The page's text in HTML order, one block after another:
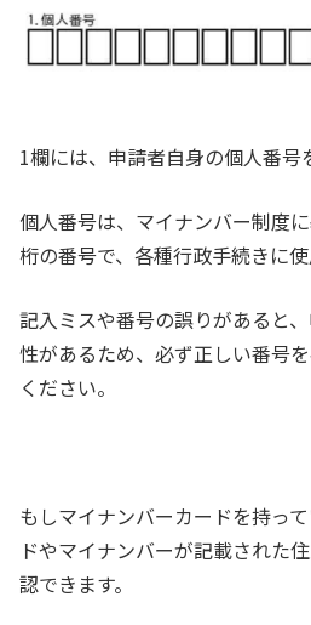
1欄には、申請者自身の個人番号
個人番号は、マイナンバー制度
桁の番号で、各種行政手続きに使
記入ミスや番号の誤りがあると
性があるため、必ず正しい番号
ください。
もしマイナンバーカードを持っ
ドやマイナンバーが記載された
認できます。